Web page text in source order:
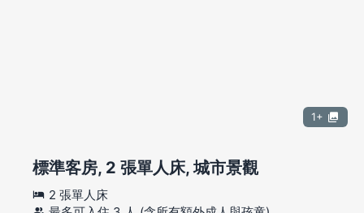
1+
標準客房, 2 張單人床, 城市景觀
2 張單人床